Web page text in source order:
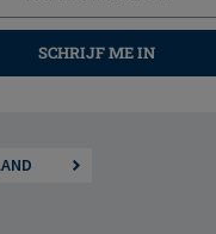
SCHRIJF ME IN